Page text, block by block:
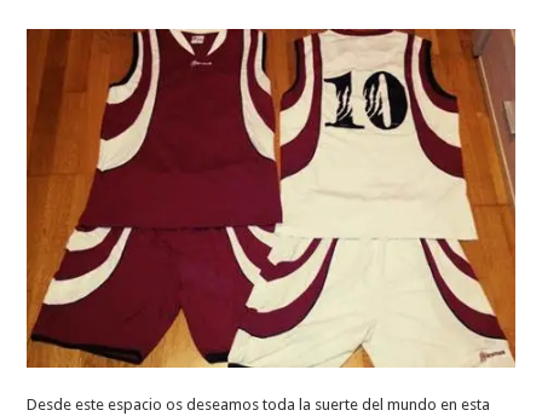
Desde este espacio os deseamos toda la suerte del mundo en esta